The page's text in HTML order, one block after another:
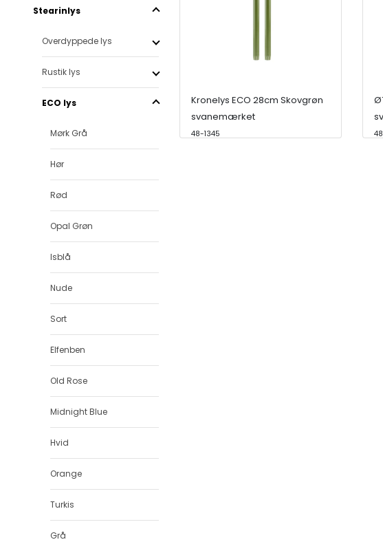
Stearinlys
Overdyppede lys
Rustik lys
ECO lys
Mørk Grå
Hør
Rød
Opal Grøn
Isblå
Nude
Sort
Elfenben
Old Rose
Midnight Blue
Hvid
Orange
Turkis
Grå
Kronelys ECO 28cm Skovgrøn
svanemærket
48-1345